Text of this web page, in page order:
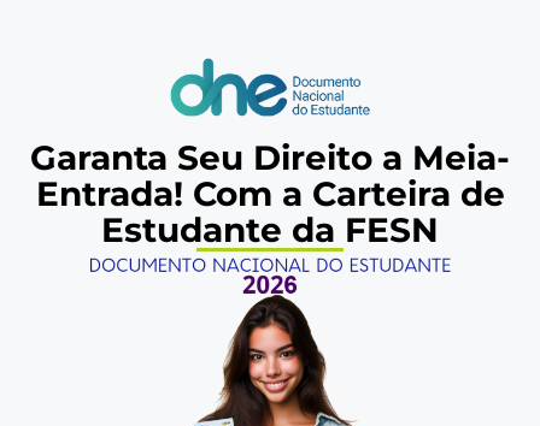
Garanta Seu Direito a Meia-
Entrada! Com a Carteira de
Estudante da FESN